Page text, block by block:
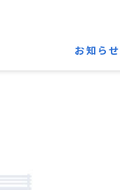
お知らせ